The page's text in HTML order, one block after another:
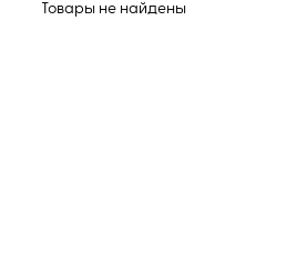
Товары не найдены